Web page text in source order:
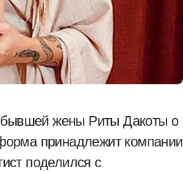
принадлежит компании
поделился с